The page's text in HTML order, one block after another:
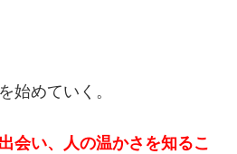
始めていく。
会い、人の温かさを知るこ